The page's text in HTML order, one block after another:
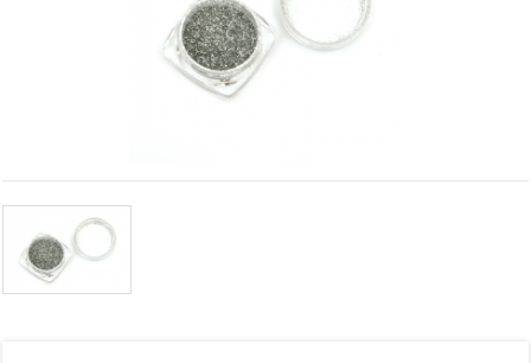
ruch i
wyświetlać
bardziej
trafne treści
oraz